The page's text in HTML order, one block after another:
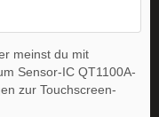
meinst du mit
Sensor-IC QT1100A-
zur Touchscreen-